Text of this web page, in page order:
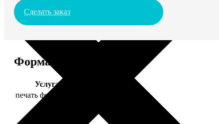
Сделать заказ
Форматы и цены
Услуга
печать фото 15х20